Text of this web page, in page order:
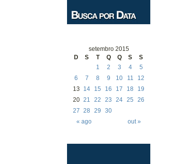
setembro 2015
D
S T Q Q S S
« ago out »
1 2 3 4
5
6
7 8 9 10 11
12
13
14 15 16 17 18
19
20 21 22 23 24 25
26
27 28 29 30